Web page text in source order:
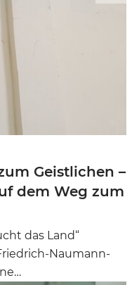
Geistlichen –
dem Weg zum
das Land“
Naumann-